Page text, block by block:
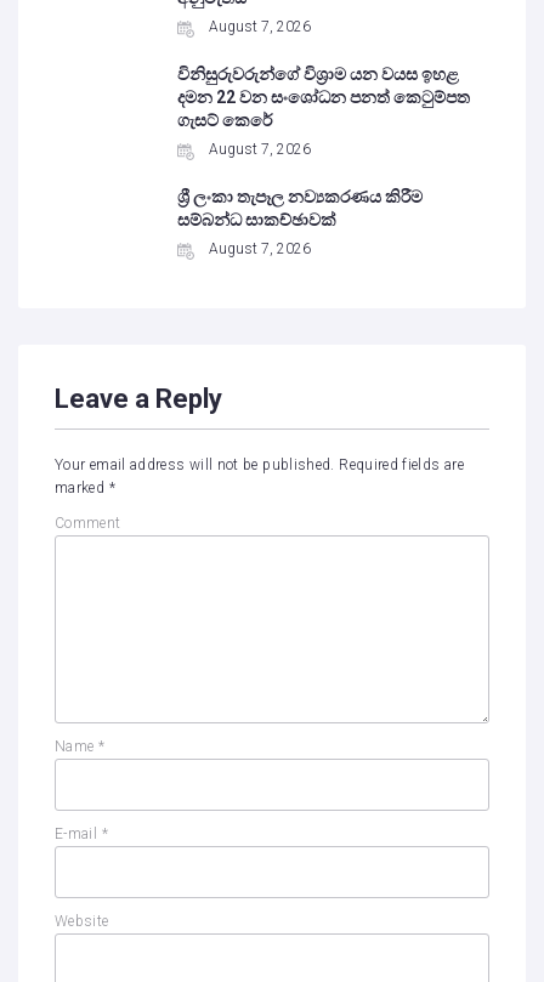
August 7, 2026
විනිසුරුවරුන්ගේ විශ්‍රාම යන වයස ඉහළ
දමන 22 වන සංශෝධන පනත් කෙටුම්පත
ගැසට් කෙරේ
August 7, 2026
ශ්‍රී ලංකා තැපෑල නව්‍යකරණය කිරීම
සම්බන්ධ සාකච්ඡාවක්
August 7, 2026
Leave a Reply
Your email address will not be published. Required fields are
marked *
Comment
Name *
E-mail *
Website